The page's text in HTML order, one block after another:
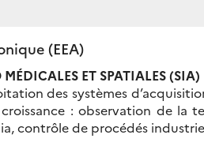
(EEA)
ET SPATIALES (SIA)
des systèmes
: observation de la
contrôle de procédés